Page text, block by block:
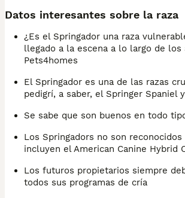
Datos interesantes sobre la raza
¿Es el Springador una raza
llegado a la escena a lo largo de
Pets4homes
El Springador es una de las razas
pedigrí, a saber, el Springer Spaniel
Se sabe que son buenos en todo
Los Springadors no son
incluyen el American Canine Hybrid
Los futuros propietarios siempre
todos sus programas de cría